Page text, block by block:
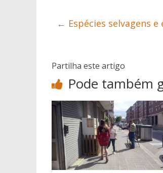
← Espécies selvagens
Partilha este artigo
Pode também